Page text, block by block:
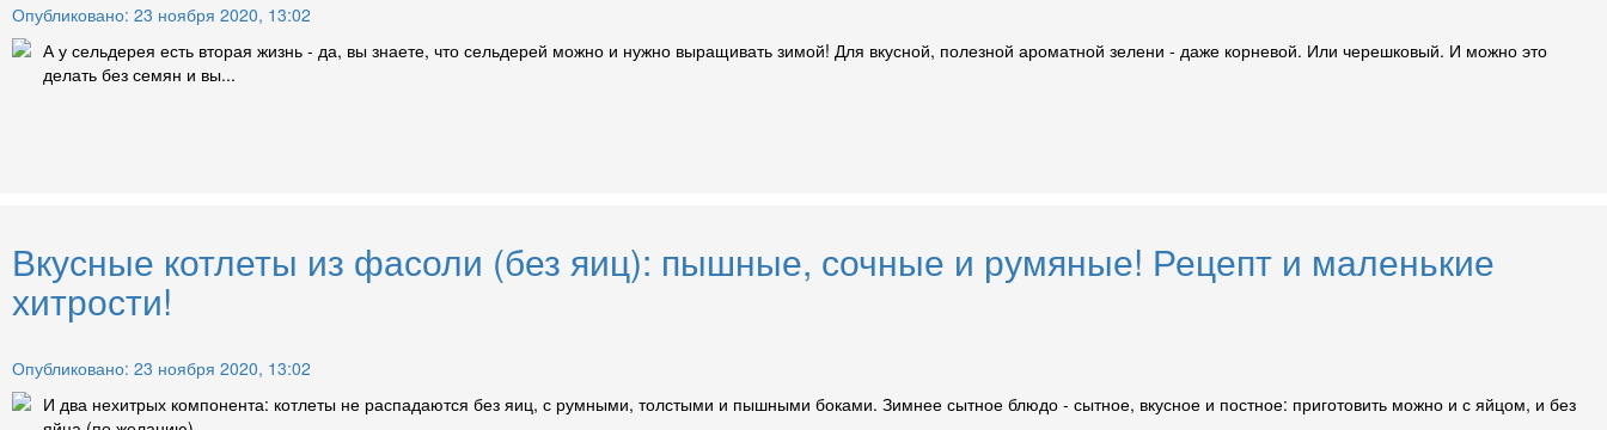
Опубликовано: 23 ноября 2020, 13:02
А у сельдерея есть вторая жизнь - да, вы знаете, что сельдерей можно и нужно выращивать зимой! Для вкусной, полезной ароматной зелени - даже корневой. Или черешковый. И можно это
делать без семян и вы...
Вкусные котлеты из фасоли (без яиц): пышные, сочные и румяные! Рецепт и маленькие
хитрости!
Опубликовано: 23 ноября 2020, 13:02
И два нехитрых компонента: котлеты не распадаются без яиц, с румными, толстыми и пышными боками. Зимнее сытное блюдо - сытное, вкусное и постное: приготовить можно и с яйцом, и без